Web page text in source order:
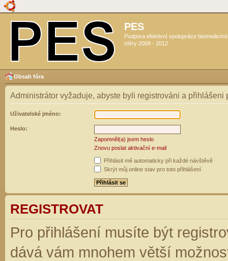
PES
Podpora efektivní spolupráce
sféry 2009 - 2012
Obsah fóra
Administrátor vyžaduje, abyste byli registrováni a přihlášeni
Uživatelské jméno:
Heslo:
Zapomněl(a) jsem heslo
Znovu poslat aktivační e-mail
Přihlásit mě automaticky při každé návštěvě
Skrýt můj online stav pro toto přihlášení
REGISTROVAT
Pro přihlášení musíte být
dává vám mnohem větší